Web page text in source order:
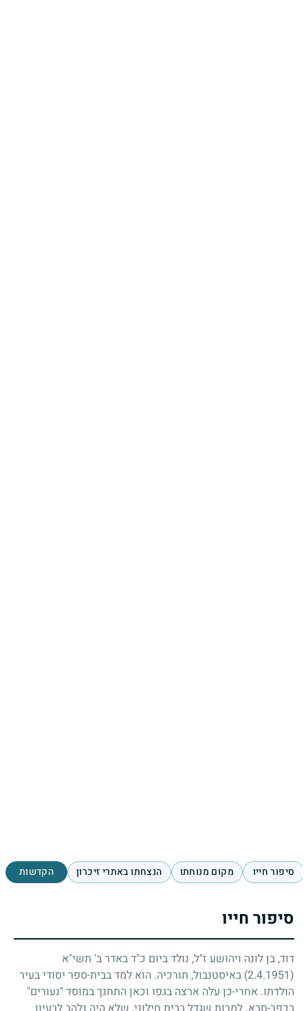
סיפור חייו מקום מנוחתו הנצחתו באתרי זיכרון הקדשות
סיפור חייו
דוד, בן לונה ויהושע ז"ל, נולד ביום כ"ד באדר ב' תשי"א
(2.4.1951)
באיסטנבול, תורכיה. הוא למד בבית-ספר יסודי בעיר
הולדתו. אחרי-כן עלה ארצה בגפו וכאן התחנך במוסד "נעורים"